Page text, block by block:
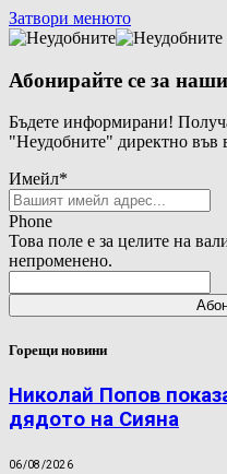
Затвори менюто
Абонирайте се за
Бъдете информирани!
"Неудобните" директно във
Имейл*
Phone
Това поле е за целите на
непроменено.
Горещи новини
Николай Попов
дядото на Сияна
06/08/2026